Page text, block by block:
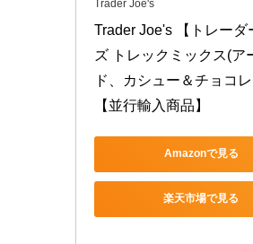
Trader Joe's
Trader Joe's 【トレーダ
ズ トレックミックス(ア
ド、カシュー＆チョコレ
【並行輸入商品】
Amazonで見る
楽天市場で見る